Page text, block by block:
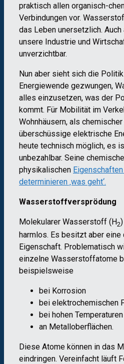
praktisch allen organisch-
Verbindungen vor.
das Leben unersetzlich.
unsere Industrie und
unverzichtbar.
Nun aber sieht sich die
Energiewende gezwungen,
alles einzusetzen, was der
kommt. Für Mobilität im
Wohnhäusern, als
überschüssige elektrische
heute technisch möglich, es
unbezahlbar. Seine
physikalischen
determinieren ‚was geht‘.
Wasserstoffversprödung
Molekularer Wasserstoff (H2
harmlos. Es besitzt aber
Eigenschaft. Problematisch
einzelne Wasserstoffatome
beispielsweise
bei Korrosion
bei elektrochemischen
bei hohen Temperaturen
an Metalloberflächen.
Diese Atome können in das
eindringen. Vereinfacht läuft